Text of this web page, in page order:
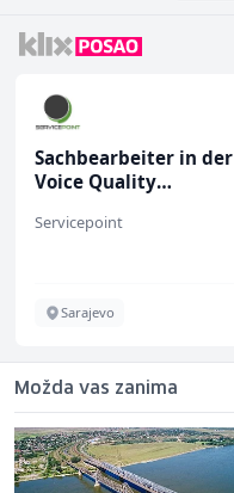
Sachbearbeiter in der
Voice Quality
Servicepoint
Sarajevo
Možda vas zanima